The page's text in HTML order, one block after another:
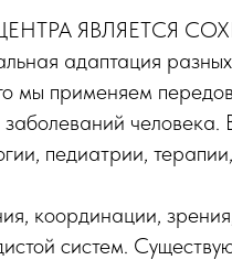
ЯВЛЯЕТСЯ
адаптация разных
мы применяем
человека.
педиатрии,
координации,
систем.